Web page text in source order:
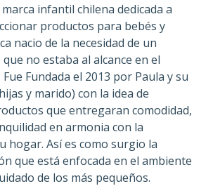
infantil chilena dedicada a
productos para bebés y
nacio de la necesidad de un
no estaba al alcance en el
Fundada el 2013 por Paula y su
y marido) con la idea de
que entregaran comodidad,
en armonia con la
hogar. Así es como surgio la
que está enfocada en el ambiente
de los más pequeños.